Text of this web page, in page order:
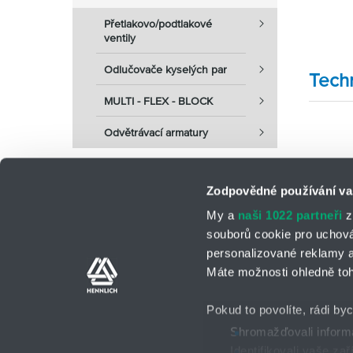
Zodpovědné používání
My a naši 1022 partneři
souborů cookie pro
personalizované reklamy
Máte možnosti ohledně
Pokud to povolíte, rádi
Shromažďovali
Přetlakovo/podtlakové
ventily
Odlučovače kyselých par
MULTI - FLEX - BLOCK
Odvětrávací armatury
Kontaktní osoby Kontaktní